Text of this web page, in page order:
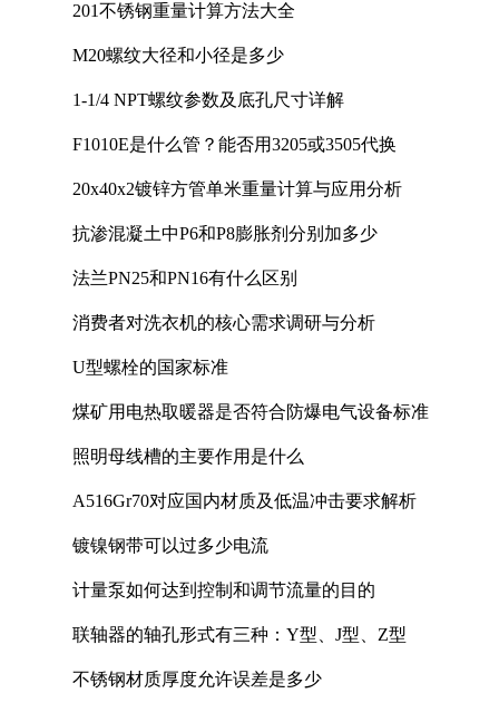
201不锈钢重量计算方法大全
M20螺纹大径和小径是多少
1-1/4 NPT螺纹参数及底孔尺寸详解
F1010E是什么管？能否用3205或3505代换
20x40x2镀锌方管单米重量计算与应用分析
抗渗混凝土中P6和P8膨胀剂分别加多少
法兰PN25和PN16有什么区别
消费者对洗衣机的核心需求调研与分析
U型螺栓的国家标准
煤矿用电热取暖器是否符合防爆电气设备标准
照明母线槽的主要作用是什么
A516Gr70对应国内材质及低温冲击要求解析
镀镍钢带可以过多少电流
计量泵如何达到控制和调节流量的目的
联轴器的轴孔形式有三种：Y型、J型、Z型
不锈钢材质厚度允许误差是多少